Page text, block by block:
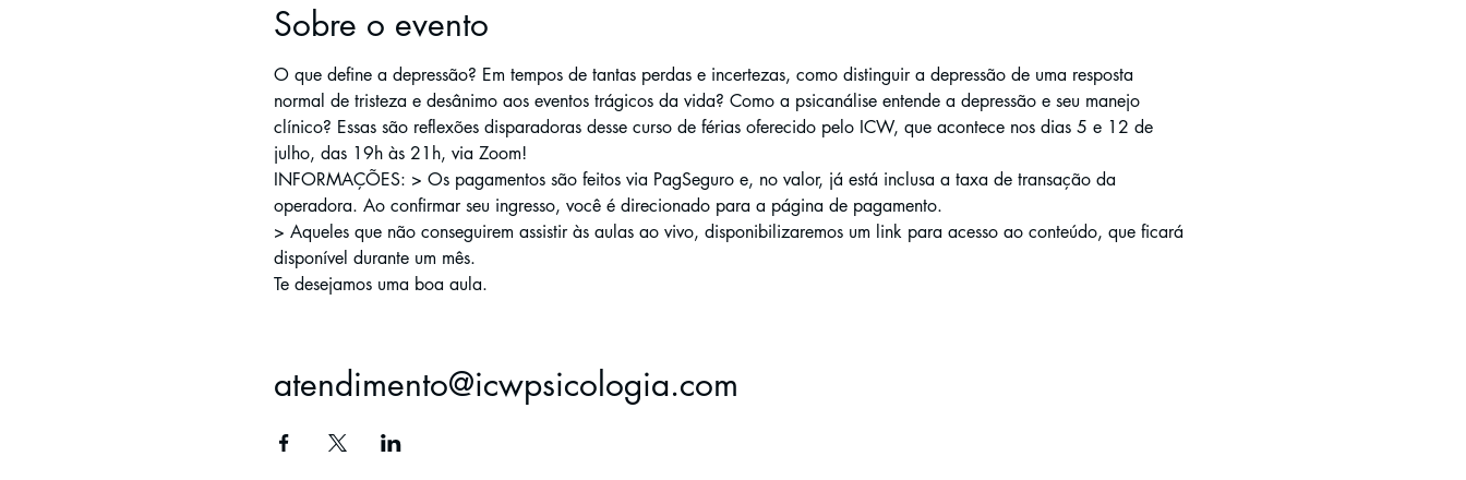
Sobre o evento
O que define a depressão? Em tempos de tantas perdas e incertezas, como distinguir a depressão de uma resposta
normal de tristeza e desânimo aos eventos trágicos da vida? Como a psicanálise entende a depressão e seu manejo
clínico? Essas são reflexões disparadoras desse curso de férias oferecido pelo ICW, que acontece nos dias 5 e 12 de
julho, das 19h às 21h, via Zoom!
INFORMAÇÕES: > Os pagamentos são feitos via PagSeguro e, no valor, já está inclusa a taxa de transação da
operadora. Ao confirmar seu ingresso, você é direcionado para a página de pagamento.
> Aqueles que não conseguirem assistir às aulas ao vivo, disponibilizaremos um link para acesso ao conteúdo, que ficará
disponível durante um mês.
Te desejamos uma boa aula.
atendimento@icwpsicologia.com